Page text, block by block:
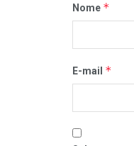
Nome *
E-mail *